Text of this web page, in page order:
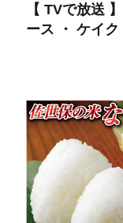
【 TVで放送
ース ・ ケイ
イーツ チー
ス タンテ・ア